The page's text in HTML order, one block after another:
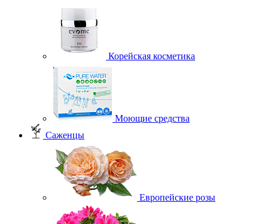
Корейская косметика
Моющие средства
Саженцы
Европейские розы